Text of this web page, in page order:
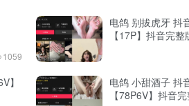
1059
电鸽 别拔虎牙 抖
【17P】抖音完
】
电鸽 小甜酒子 抖
【78P6V】抖音